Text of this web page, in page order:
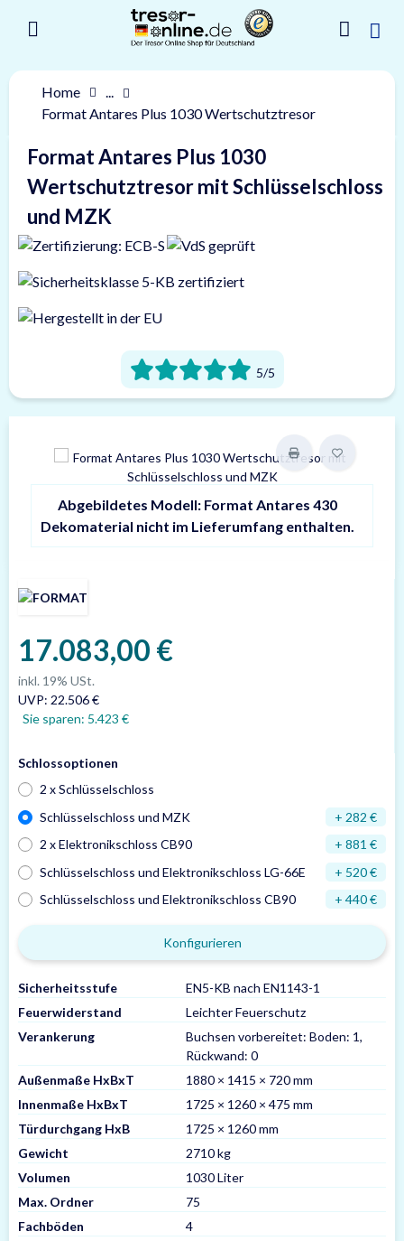
Home
...
Format Antares Plus 1030 Wertschutztresor
Format Antares Plus 1030
Wertschutztresor mit Schlüsselschloss
und MZK
5/5
Abgebildetes Modell: Format Antares 430
Dekomaterial nicht im Lieferumfang enthalten.
17.083,00 €
inkl. 19% USt.
UVP: 22.506 €
Sie sparen: 5.423 €
Schlossoptionen
2 x Schlüsselschloss
Schlüsselschloss und MZK
+ 282 €
2 x Elektronikschloss CB90
+ 881 €
Schlüsselschloss und Elektronikschloss LG-66E
+ 520 €
Schlüsselschloss und Elektronikschloss CB90
+ 440 €
Konfigurieren
Sicherheitsstufe
EN5-KB nach EN1143-1
Feuerwiderstand
Leichter Feuerschutz
Verankerung
Buchsen vorbereitet: Boden: 1,
Rückwand: 0
Außenmaße HxBxT
1880 × 1415 × 720 mm
Innenmaße HxBxT
1725 × 1260 × 475 mm
Türdurchgang HxB
1725 × 1260 mm
Gewicht
2710 kg
Volumen
1030 Liter
Max. Ordner
75
Fachböden
4